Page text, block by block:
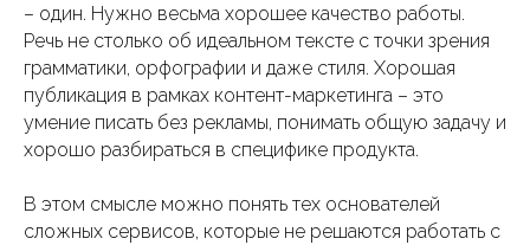
– один. Нужно весьма хорошее качество работы.
Речь не столько об идеальном тексте с точки зрения
грамматики, орфографии и даже стиля. Хорошая
публикация в рамках контент-маркетинга – это
умение писать без рекламы, понимать общую задачу и
хорошо разбираться в специфике продукта.
В этом смысле можно понять тех основателей
сложных сервисов, которые не решаются работать с